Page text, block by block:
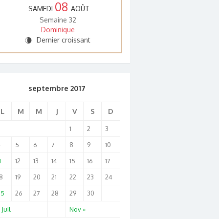
SAMEDI 08 AOÛT
Semaine 32
Dominique
V Dernier croissant
septembre 2017
L M M J V S D
Juil Nov »
1 2 3
5 6 7 8 9 10
12 13 14 15 16 17
19 20 21 22 23 24
26 27 28 29 30